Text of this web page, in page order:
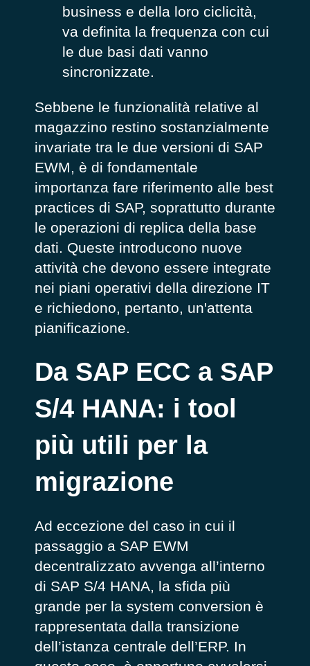
business e della loro ciclicità,
va definita la frequenza con cui
le due basi dati vanno
sincronizzate.
Sebbene le funzionalità relative al
magazzino restino sostanzialmente
invariate tra le due versioni di SAP
EWM, è di fondamentale
importanza fare riferimento alle best
practices di SAP, soprattutto durante
le operazioni di replica della base
dati. Queste introducono nuove
attività che devono essere integrate
nei piani operativi della direzione IT
e richiedono, pertanto, un'attenta
pianificazione.
Da SAP ECC a SAP
S/4 HANA: i tool
più utili per la
migrazione
Ad eccezione del caso in cui il
passaggio a SAP EWM
decentralizzato avvenga all’interno
di SAP S/4 HANA, la sfida più
grande per la system conversion è
rappresentata dalla transizione
dell’istanza centrale dell’ERP. In